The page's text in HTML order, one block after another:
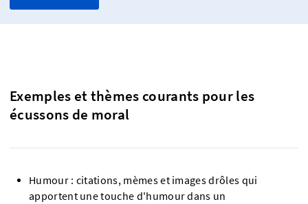
Exemples et thèmes courants pour les
écussons de moral
Humour : citations, mèmes et images drôles qui
apportent une touche d'humour dans un